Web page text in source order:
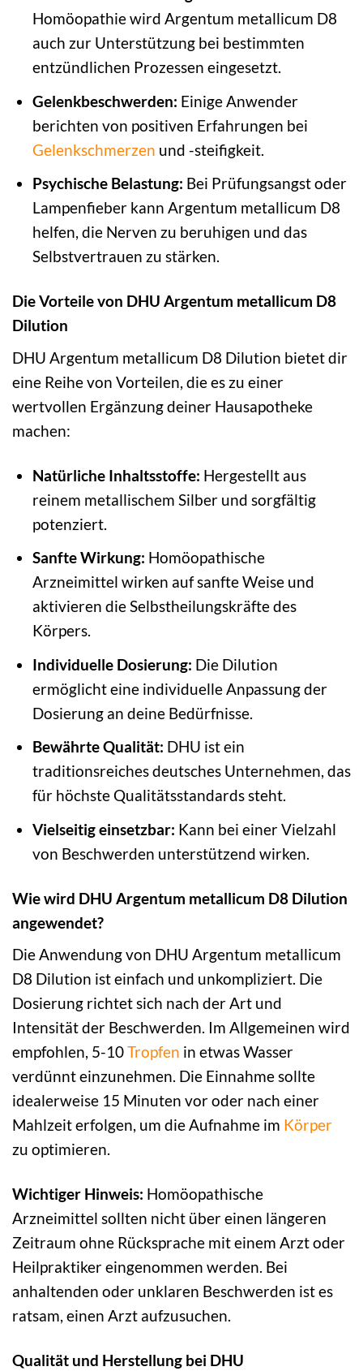
Homöopathie wird Argentum metallicum D8
auch zur Unterstützung bei bestimmten
entzündlichen Prozessen eingesetzt.
Gelenkbeschwerden: Einige Anwender
berichten von positiven Erfahrungen bei
Gelenkschmerzen und -steifigkeit.
Psychische Belastung: Bei Prüfungsangst oder
Lampenfieber kann Argentum metallicum D8
helfen, die Nerven zu beruhigen und das
Selbstvertrauen zu stärken.
Die Vorteile von DHU Argentum metallicum D8
Dilution
DHU Argentum metallicum D8 Dilution bietet dir
eine Reihe von Vorteilen, die es zu einer
wertvollen Ergänzung deiner Hausapotheke
machen:
Natürliche Inhaltsstoffe: Hergestellt aus
reinem metallischem Silber und sorgfältig
potenziert.
Sanfte Wirkung: Homöopathische
Arzneimittel wirken auf sanfte Weise und
aktivieren die Selbstheilungskräfte des
Körpers.
Individuelle Dosierung: Die Dilution
ermöglicht eine individuelle Anpassung der
Dosierung an deine Bedürfnisse.
Bewährte Qualität: DHU ist ein
traditionsreiches deutsches Unternehmen, das
für höchste Qualitätsstandards steht.
Vielseitig einsetzbar: Kann bei einer Vielzahl
von Beschwerden unterstützend wirken.
Wie wird DHU Argentum metallicum D8 Dilution
angewendet?
Die Anwendung von DHU Argentum metallicum
D8 Dilution ist einfach und unkompliziert. Die
Dosierung richtet sich nach der Art und
Intensität der Beschwerden. Im Allgemeinen wird
empfohlen, 5-10Tropfen in etwas Wasser
verdünnt einzunehmen. Die Einnahme sollte
idealerweise 15 Minuten vor oder nach einer
Mahlzeit erfolgen, um die Aufnahme im Körper
zu optimieren.
Wichtiger Hinweis: Homöopathische
Arzneimittel sollten nicht über einen längeren
Zeitraum ohne Rücksprache mit einem Arzt oder
Heilpraktiker eingenommen werden. Bei
anhaltenden oder unklaren Beschwerden ist es
ratsam, einen Arzt aufzusuchen.
Qualität und Herstellung bei DHU